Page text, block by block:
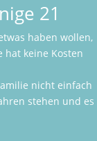
21
haben wollen,
hat keine Kosten
nicht einfach
stehen und es